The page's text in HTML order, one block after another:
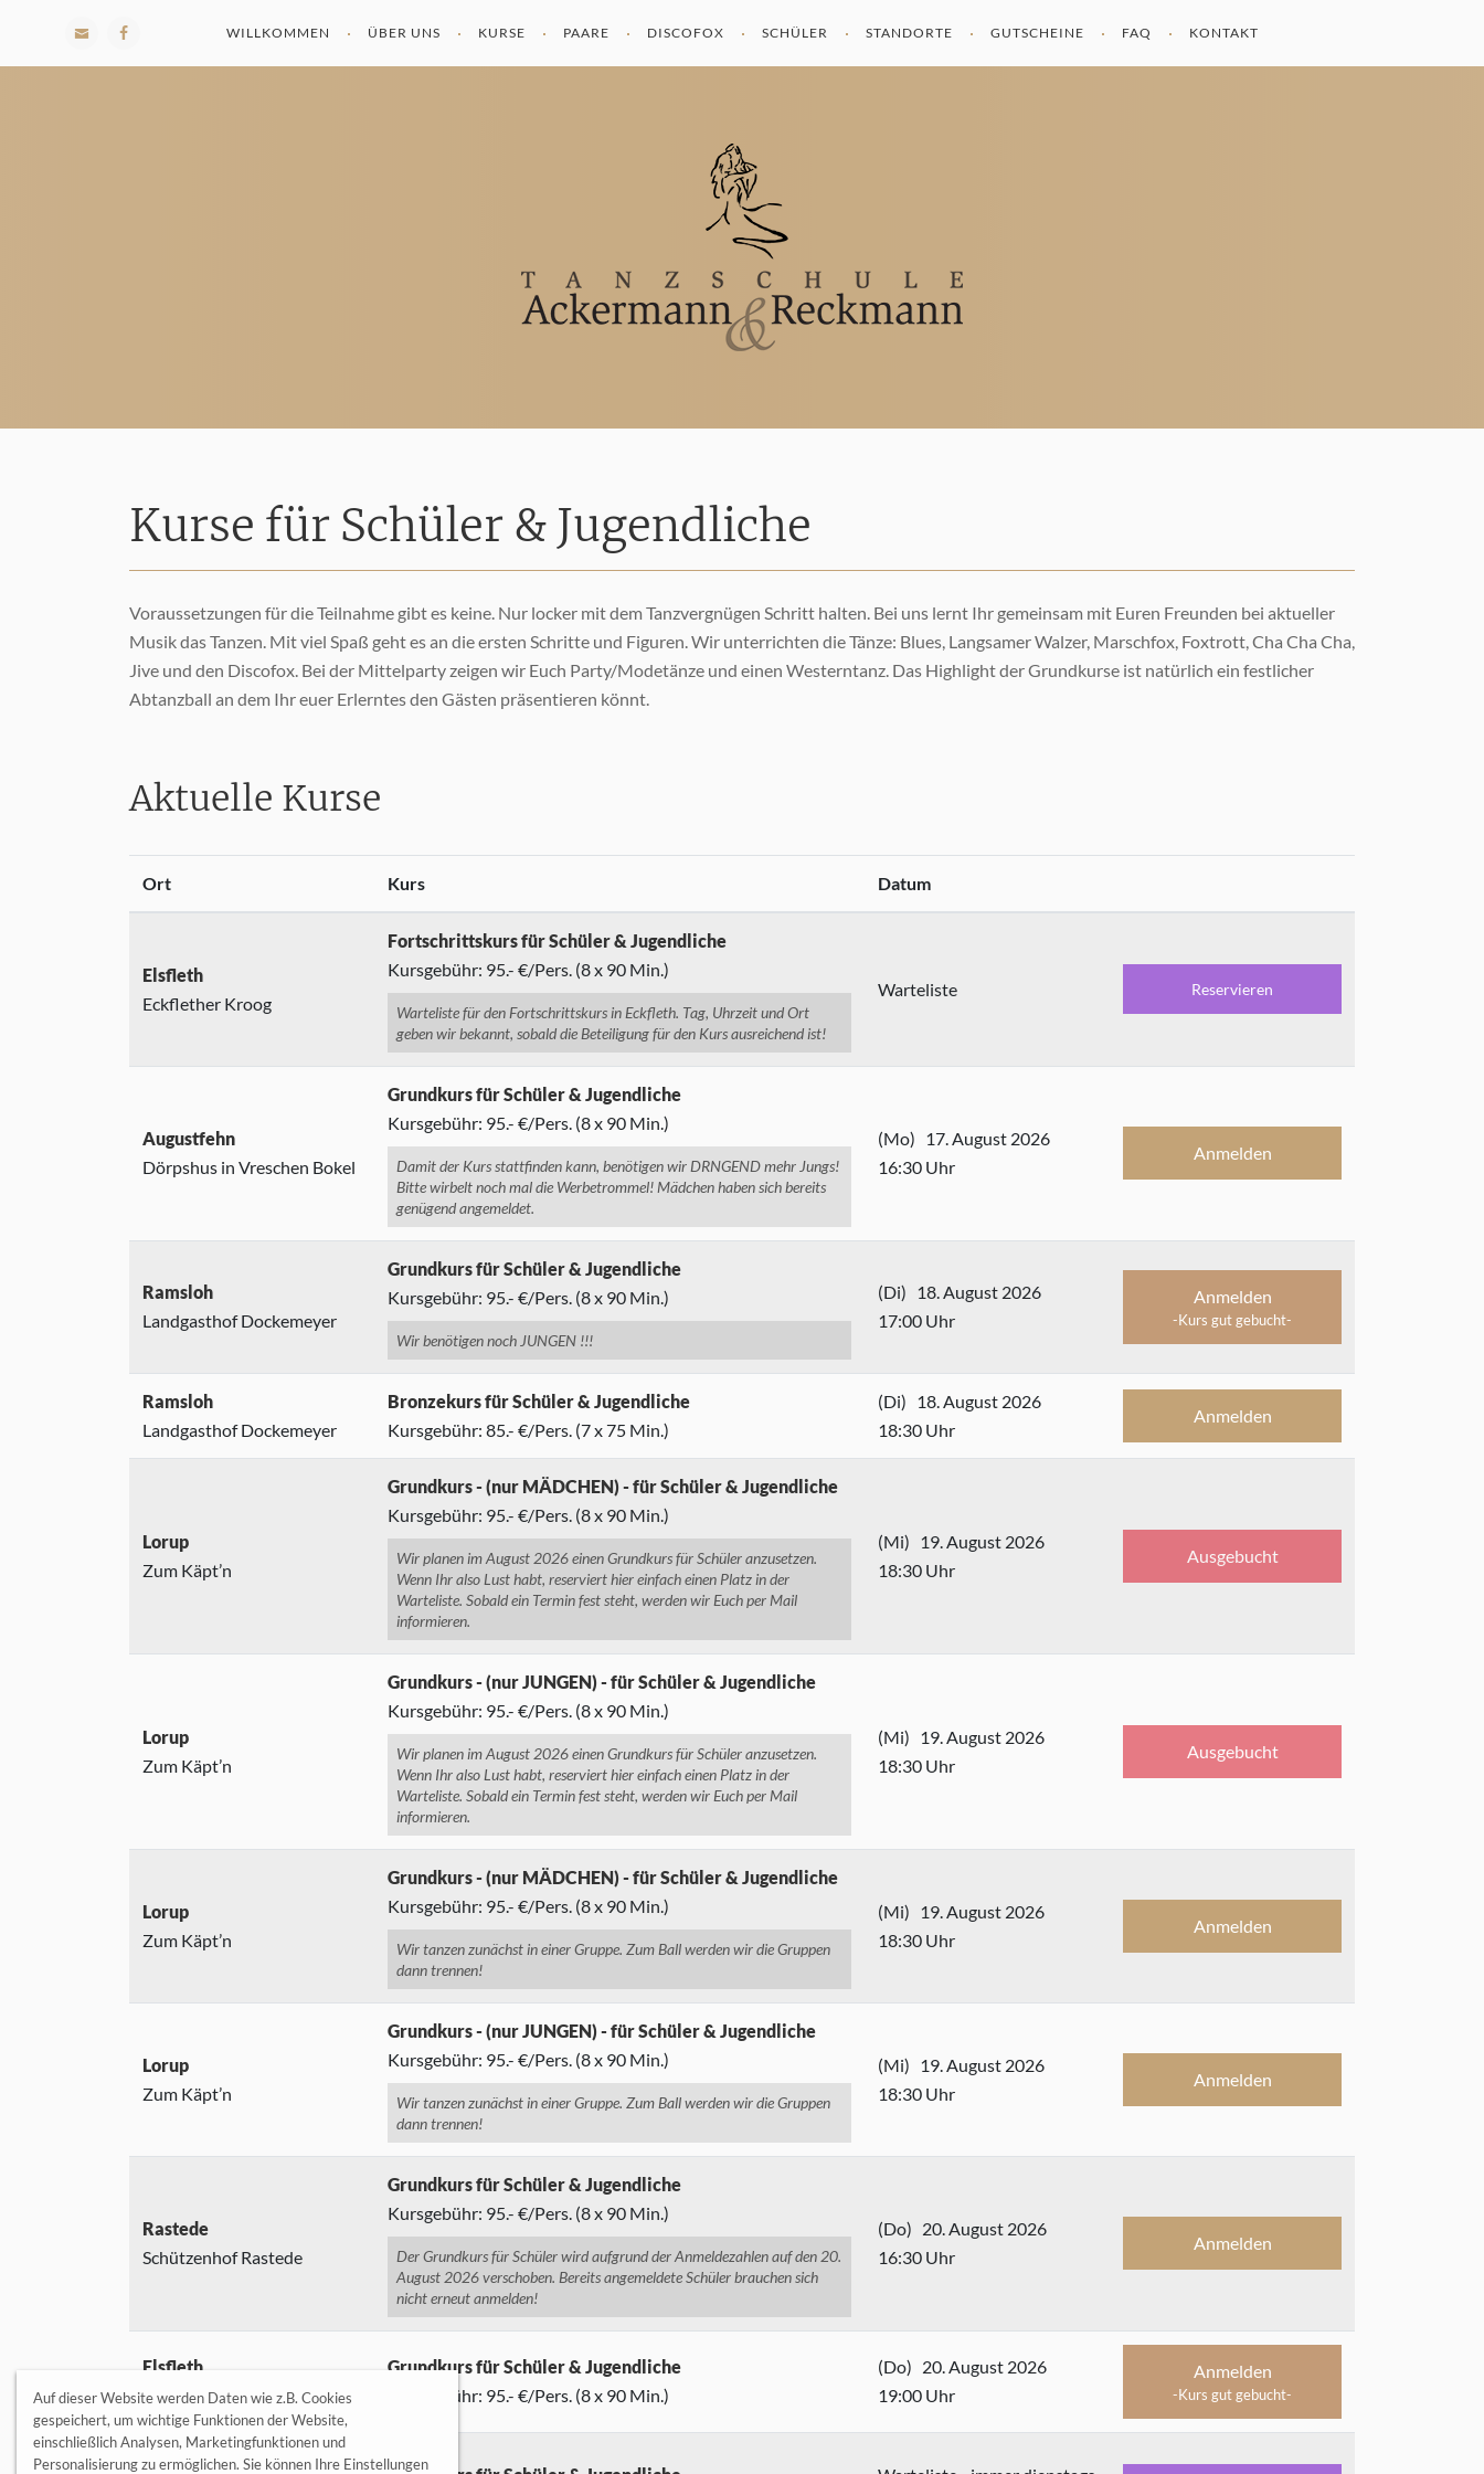
Auf dieser Website werden Daten wie z.B. Cookies
gespeichert, um wichtige Funktionen der Website,
einschließlich Analysen, Marketingfunktionen und
Personalisierung zu ermöglichen. Sie können Ihre Einstellungen
WILLKOMMEN ÜBER UNS KURSE PAARE DISCOFOX SCHÜLER STANDORTE GUTSCHEINE FAQ KONTAKT
Kurse für Schüler & Jugendliche
Voraussetzungen für die Teilnahme gibt es keine. Nur locker mit dem Tanzvergnügen Schritt halten. Bei uns lernt Ihr gemeinsam mit Euren Freunden bei aktueller
Musik das Tanzen. Mit viel Spaß geht es an die ersten Schritte und Figuren. Wir unterrichten die Tänze: Blues, Langsamer Walzer, Marschfox, Foxtrott, Cha Cha Cha,
Jive und den Discofox. Bei der Mittelparty zeigen wir Euch Party/Modetänze und einen Westerntanz. Das Highlight der Grundkurse ist natürlich ein festlicher
Abtanzball an dem Ihr euer Erlerntes den Gästen präsentieren könnt.
Aktuelle Kurse
Ort Kurs Datum
Elsfleth
Eckflether Kroog
Fortschrittskurs für Schüler & Jugendliche
Kursgebühr: 95.- €/Pers. (8 x 90 Min.)
Warteliste für den Fortschrittskurs in Eckfleth. Tag, Uhrzeit und Ort
geben wir bekannt, sobald die Beteiligung für den Kurs ausreichend ist!
Warteliste Reservieren
Augustfehn
Dörpshus in Vreschen Bokel
Grundkurs für Schüler & Jugendliche
Kursgebühr: 95.- €/Pers. (8 x 90 Min.)
Damit der Kurs stattfinden kann, benötigen wir DRNGEND mehr Jungs!
Bitte wirbelt noch mal die Werbetrommel! Mädchen haben sich bereits
genügend angemeldet.
(Mo) 17. August 2026
16:30 Uhr
Anmelden
Ramsloh
Landgasthof Dockemeyer
Grundkurs für Schüler & Jugendliche
Kursgebühr: 95.- €/Pers. (8 x 90 Min.)
Wir benötigen noch JUNGEN !!!
(Di) 18. August 2026
17:00 Uhr
Anmelden
-Kurs gut gebucht-
Ramsloh
Landgasthof Dockemeyer
Bronzekurs für Schüler & Jugendliche
Kursgebühr: 85.- €/Pers. (7 x 75 Min.)
(Di) 18. August 2026
18:30 Uhr
Anmelden
Lorup
Zum Käpt’n
Grundkurs - (nur MÄDCHEN) - für Schüler & Jugendliche
Kursgebühr: 95.- €/Pers. (8 x 90 Min.)
Wir planen im August 2026 einen Grundkurs für Schüler anzusetzen.
Wenn Ihr also Lust habt, reserviert hier einfach einen Platz in der
Warteliste. Sobald ein Termin fest steht, werden wir Euch per Mail
informieren.
(Mi) 19. August 2026
18:30 Uhr
Ausgebucht
Lorup
Zum Käpt’n
Grundkurs - (nur JUNGEN) - für Schüler & Jugendliche
Kursgebühr: 95.- €/Pers. (8 x 90 Min.)
Wir planen im August 2026 einen Grundkurs für Schüler anzusetzen.
Wenn Ihr also Lust habt, reserviert hier einfach einen Platz in der
Warteliste. Sobald ein Termin fest steht, werden wir Euch per Mail
informieren.
(Mi) 19. August 2026
18:30 Uhr
Ausgebucht
Lorup
Zum Käpt’n
Grundkurs - (nur MÄDCHEN) - für Schüler & Jugendliche
Kursgebühr: 95.- €/Pers. (8 x 90 Min.)
Wir tanzen zunächst in einer Gruppe. Zum Ball werden wir die Gruppen
dann trennen!
(Mi) 19. August 2026
18:30 Uhr
Anmelden
Lorup
Zum Käpt’n
Grundkurs - (nur JUNGEN) - für Schüler & Jugendliche
Kursgebühr: 95.- €/Pers. (8 x 90 Min.)
Wir tanzen zunächst in einer Gruppe. Zum Ball werden wir die Gruppen
dann trennen!
(Mi) 19. August 2026
18:30 Uhr
Anmelden
Rastede
Schützenhof Rastede
Grundkurs für Schüler & Jugendliche
Kursgebühr: 95.- €/Pers. (8 x 90 Min.)
Der Grundkurs für Schüler wird aufgrund der Anmeldezahlen auf den 20.
August 2026 verschoben. Bereits angemeldete Schüler brauchen sich
nicht erneut anmelden!
(Do) 20. August 2026
16:30 Uhr
Anmelden
Elsfleth
Eckflether Kroog
Grundkurs für Schüler & Jugendliche
Kursgebühr: 95.- €/Pers. (8 x 90 Min.)
(Do) 20. August 2026
19:00 Uhr
Anmelden
-Kurs gut gebucht-
Gehlenberg/Neuvrees